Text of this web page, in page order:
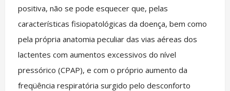
positiva, não se pode esquecer que, pelas
características fisiopatológicas da doença, bem como
pela própria anatomia peculiar das vias aéreas dos
lactentes com aumentos excessivos do nível
pressórico (CPAP), e com o próprio aumento da
freqüência respiratória surgido pelo desconforto